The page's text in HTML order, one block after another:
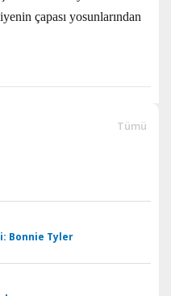
çapası yosunlarından
Tümü
Bonnie Tyler